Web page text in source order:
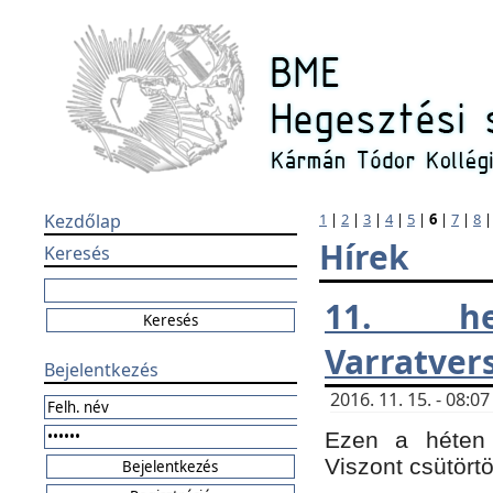
Kezdőlap
Keresés
Bejelentkezés
1 | 2 | 3 | 4| 5 | 6 | 7 | 8
Hírek
11.
2016. 11. 15. -
Ezen a héten
Viszont